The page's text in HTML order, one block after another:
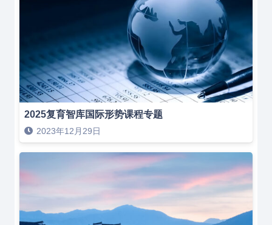
2025复育智库国际形势课程专题
2023年12月29日